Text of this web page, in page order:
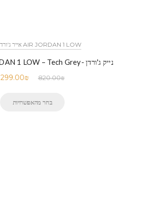
AIR JORDAN 1 LOW אייר ג'ורדן 1 נמוך
נייק ג'ורדן -NIKE AIR JORDAN 1 LOW – Tech Grey
820.00₪
299.00₪
בחר מהאפשרויות